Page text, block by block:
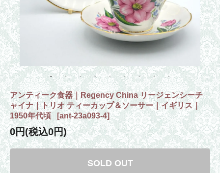
アンティーク食器｜Regency China リージェンシーチ
ャイナ｜トリオ ティーカップ＆ソーサー｜イギリス｜
1950年代頃[ant-23a093-4]
0円(税込0円)
SOLD OUT